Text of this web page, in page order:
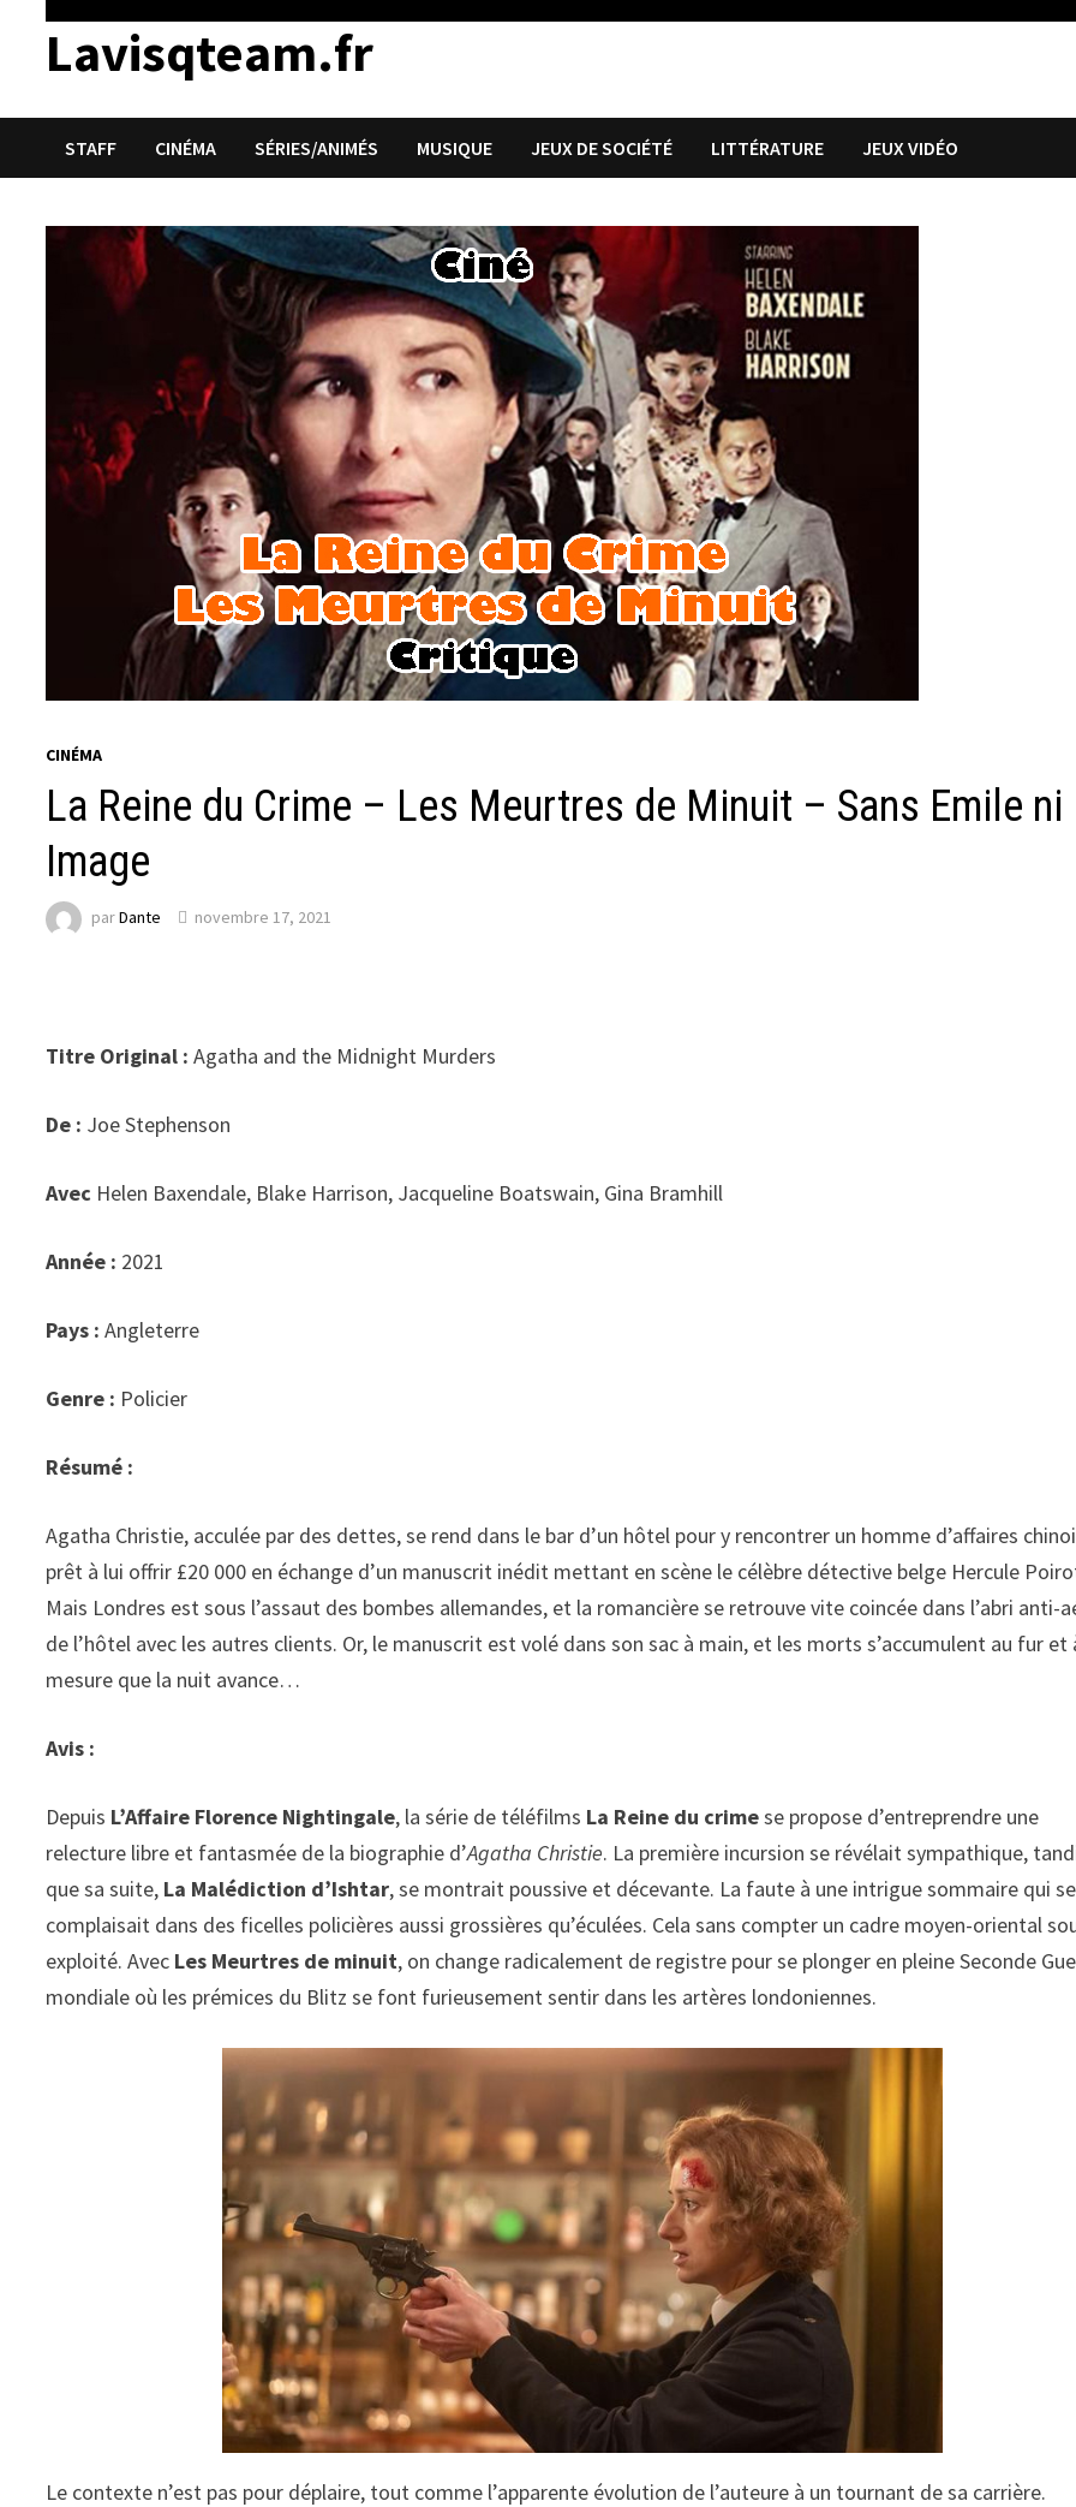
Lavisqteam.fr
STAFF CINÉMA SÉRIES/ANIMÉS MUSIQUE JEUX DE SOCIÉTÉ LITTÉRATURE JEUX VIDÉO
CINÉMA
La Reine du Crime – Les Meurtres de Minuit – Sans Emile ni
Image
parDante novembre 17, 2021
Titre Original :Agatha and the Midnight Murders
De : Joe Stephenson
Avec Helen Baxendale, Blake Harrison, Jacqueline Boatswain, Gina Bramhill
Année : 2021
Pays :Angleterre
Genre : Policier
Résumé :
Agatha Christie, acculée par des dettes, se rend dans le bar d’un hôtel pour y rencontrer un homme d’affaires
prêt à lui offrir £20 000 en échange d’un manuscrit inédit mettant en scène le célèbre détective belge Hercule
Mais Londres est sous l’assaut des bombes allemandes, et la romancière se retrouve vite coincée dans l’abri anti-
de l’hôtel avec les autres clients. Or, le manuscrit est volé dans son sac à main, et les morts s’accumulent au fur et
mesure que la nuit avance…
Avis :
Depuis L’Affaire Florence Nightingale, la série de téléfilms La Reine du crimese propose d’entreprendre une
relecture libre et fantasmée de la biographie d’Agatha Christie. La première incursion se révélait sympathique,
que sa suite, La Malédiction d’Ishtar, se montrait poussive et décevante. La faute à une intrigue sommaire qui se
complaisait dans des ficelles policières aussi grossières qu’éculées. Cela sans compter un cadre moyen-oriental
exploité. Avec Les Meurtres de minuit, on change radicalement de registre pour se plonger en pleine Seconde
mondiale où les prémices du Blitz se font furieusement sentir dans les artères londoniennes.
Le contexte n’est pas pour déplaire, tout comme l’apparente évolution de l’auteure à un tournant de sa carrière.